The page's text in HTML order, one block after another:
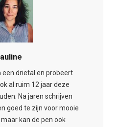
een drietal en probeert
al ruim 12 jaar deze
Na jaren schrijven
goed te zijn voor mooie
kan de pen ook